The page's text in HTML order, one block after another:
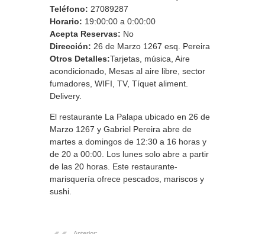
Teléfono: 27089287
Horario: 19:00:00 a 0:00:00
Acepta Reservas: No
Dirección: 26 de Marzo 1267 esq. Pereira
Otros Detalles:Tarjetas, música, Aire
acondicionado, Mesas al aire libre, sector
fumadores, WIFI, TV, Tíquet aliment.
Delivery.
El restaurante La Palapa ubicado en 26 de
Marzo 1267 y Gabriel Pereira abre de
martes a domingos de 12:30 a 16 horas y
de 20 a 00:00. Los lunes solo abre a partir
de las 20 horas. Este restaurante-
marisquería ofrece pescados, mariscos y
sushi.